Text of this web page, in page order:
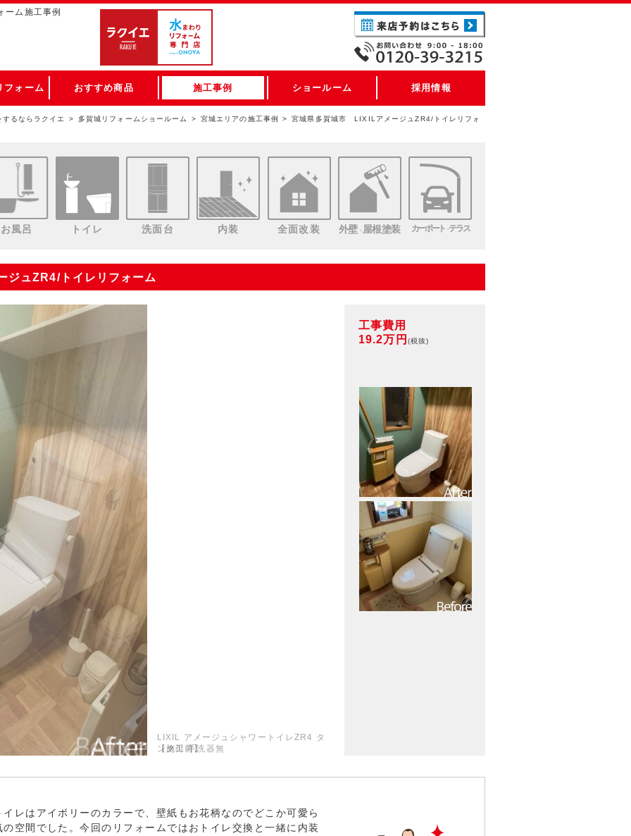
ーム施工事例
フォーム おすすめ商品 施工事例 ショールーム 採用情報
るならラクイエ 多賀城リフォームショールーム 宮城エリアの施工事例 宮城県多賀城市 LIXILアメージュZR4/トイレリフォ
お風呂 トイレ 洗面台 内装 全面改装 外壁・ 屋根塗装 カーポート・テラス
ュZR4/トイレリフォーム
LIXIL アメージュシャワートイレZR4 タ
ンク付 手洗器無
工事費用
19.2万円 (税抜)
イレはアイボリーのカラーで、壁紙もお花柄なのでどこか可愛ら
の空間でした。今回のリフォームではおトイレ交換と一緒に内装